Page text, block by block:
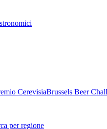
CerevisiaBrussels Beer
per regione